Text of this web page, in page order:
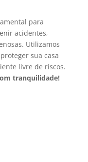
para
acidentes,
Utilizamos
sua casa
livre de riscos.
tranquilidade!